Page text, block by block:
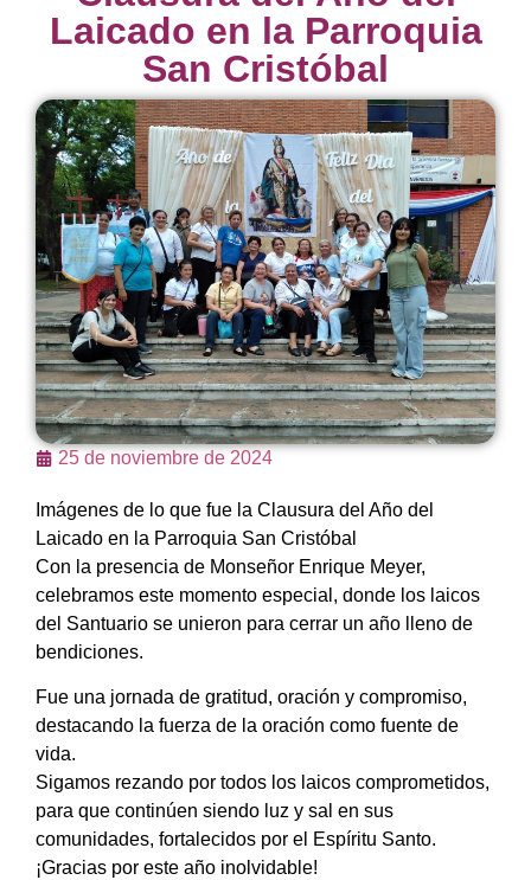
Laicado en la Parroquia
San Cristóbal
25 de noviembre de 2024
Imágenes de lo que fue la Clausura del Año del
Laicado en la Parroquia San Cristóbal
Con la presencia de Monseñor Enrique Meyer,
celebramos este momento especial, donde los laicos
del Santuario se unieron para cerrar un año lleno de
bendiciones.
Fue una jornada de gratitud, oración y compromiso,
destacando la fuerza de la oración como fuente de
vida.
Sigamos rezando por todos los laicos comprometidos,
para que continúen siendo luz y sal en sus
comunidades, fortalecidos por el Espíritu Santo.
¡Gracias por este año inolvidable!